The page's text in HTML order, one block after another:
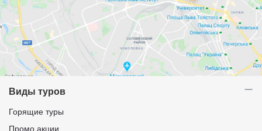
Виды туров
Горящие туры
Промо акции